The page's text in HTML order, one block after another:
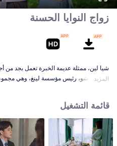
زواج النوايا الحسنة
شيا لين، ممثلة عديمة الخبرة تعمل بجد من
لينغ يي تشو، رئيس مؤسسة لينغ، وهي
للغاية حتى في الموقف المليء بالحوادث.
المزيد
قائمة التشغيل